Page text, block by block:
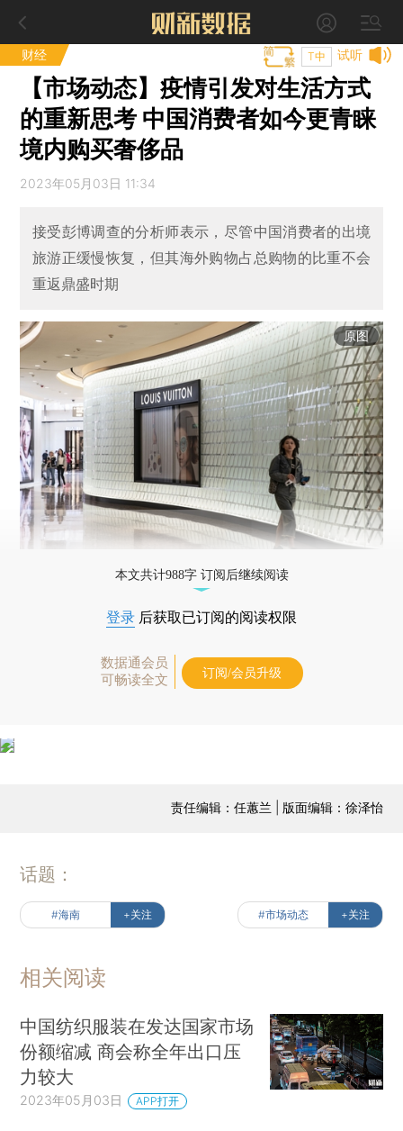
财经 试听
T中
【市场动态】疫情引发对生活方式
的重新思考 中国消费者如今更青睐
境内购买奢侈品
2023年05月03日 11:34
接受彭博调查的分析师表示，尽管中国消费者的出境
旅游正缓慢恢复，但其海外购物占总购物的比重不会
重返鼎盛时期
原图
本文共计988字 订阅后继续阅读
登录 后获取已订阅的阅读权限
数据通会员
可畅读全文
订阅/会员升级
责任编辑：任蕙兰 | 版面编辑：徐泽怡
话题：
#海南 +关注 #市场动态 +关注
相关阅读
中国纺织服装在发达国家市场
份额缩减 商会称全年出口压
力较大
2023年05月03日 APP打开